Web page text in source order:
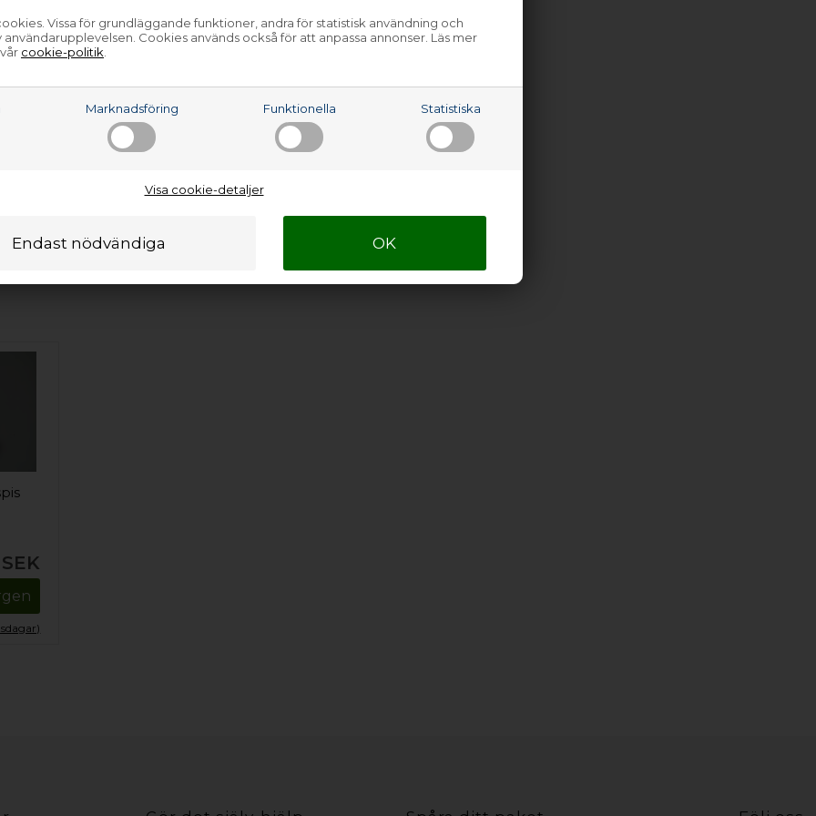
Vissa för grundläggande funktioner, andra för statistisk användning och
Cookies används också för att anpassa annonser. Läs mer
cookie-politik
Marknadsföring Funktionella Statistiska
Visa cookie-detaljer
(230V) - 947900308-00
(230V) - 947900308-01
(230V) - 947900307-00
- 947920401-01
(230V) - 947920403-00
(230V) - 947920403-01
SEK